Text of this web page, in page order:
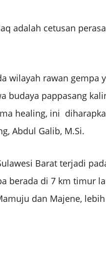
adalah cetusan
wilayah rawan gempa
budaya pappasang
healing, ini
Abdul Galib, M.Si.
Barat terjadi
berada di 7 km timur
dan Majene,